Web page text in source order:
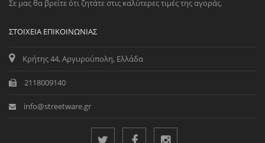
Σε μας θα βρείτε ότι ζητάτε στις καλύτερες τιμές της αγοράς.
ΣΤΟΙΧΕΊΑ ΕΠΙΚΟΙΝΩΝΊΑΣ
Κρήτης 44, Αργυρούπολη, Ελλάδα
2118009140
info@streetware.gr